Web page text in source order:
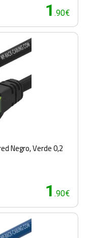
1 .90€
Negro, Verde 0,2
1 .90€